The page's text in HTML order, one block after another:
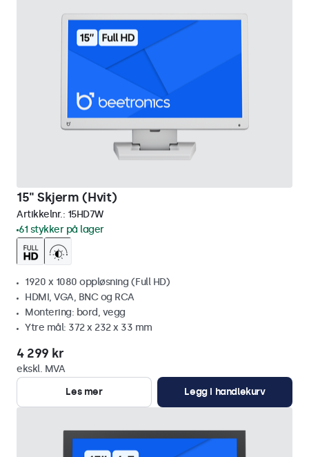
15" Skjerm (Hvit)
Artikkelnr.: 15HD7W
61 stykker på lager
1920 x 1080 oppløsning (Full HD)
HDMI, VGA, BNC og RCA
Montering: bord, vegg
Ytre mål: 372 x 232 x 33 mm
4 299 kr
ekskl. MVA
Les mer
Legg i handlekurv